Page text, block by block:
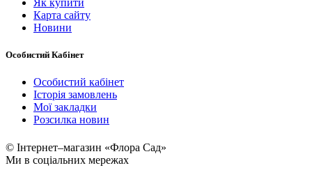
Карта сайту
Новини
Особистий Кабінет
Особистий кабінет
Історія замовлень
Мої закладки
Розсилка новин
© Інтернет–магазин «Флора Сад»
Ми в соціальних мережах